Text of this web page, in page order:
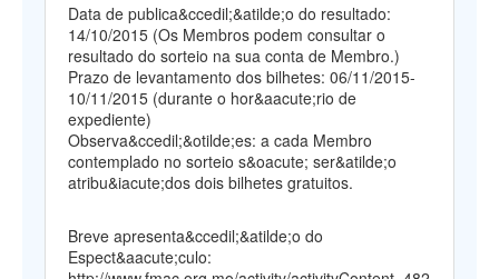
Data de publica&ccedil;&atilde;o do resultado:
14/10/2015 (Os Membros podem consultar o
resultado do sorteio na sua conta de Membro.)
Prazo de levantamento dos bilhetes: 06/11/2015-
10/11/2015 (durante o hor&aacute;rio de
expediente)
Observa&ccedil;&otilde;es: a cada Membro
contemplado no sorteio s&oacute; ser&atilde;o
atribu&iacute;dos dois bilhetes gratuitos.
Breve apresenta&ccedil;&atilde;o do
Espect&aacute;culo: